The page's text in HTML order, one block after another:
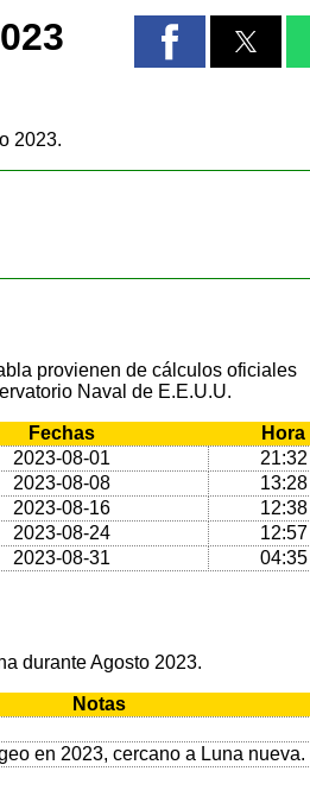
2023.
provienen de cálculos oficiales
Naval de E.E.U.U.
Fechas
Hora
2023-08-01
21:32
2023-08-08
13:28
2023-08-16
12:38
2023-08-24
12:57
2023-08-31 04:35
durante Agosto 2023.
Notas
en 2023, cercano a Luna nueva.